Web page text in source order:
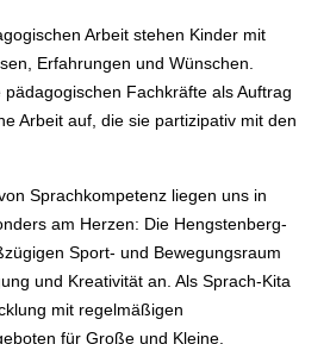
Arbeit stehen Kinder mit
Erfahrungen und Wünschen.
Fachkräfte als Auftrag
Arbeit auf, die sie partizipativ mit den
Sprachkompetenz liegen uns in
am Herzen: Die Hengstenberg-
Sport- und Bewegungsraum
und Kreativität an. Als Sprach-Kita
mit regelmäßigen
für Große und Kleine.